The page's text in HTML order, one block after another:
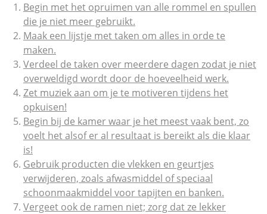
Begin met het opruimen van alle rommel en spullen
die je niet meer gebruikt.
Maak een lijstje met taken om alles in orde te
maken.
Verdeel de taken over meerdere dagen zodat je niet
overweldigd wordt door de hoeveelheid werk.
Zet muziek aan om je te motiveren tijdens het
opkuisen!
Begin bij de kamer waar je het meest vaak bent, zo
voelt het alsof er al resultaat is bereikt als die klaar
is!
Gebruik producten die vlekken en geurtjes
verwijderen, zoals afwasmiddel of speciaal
schoonmaakmiddel voor tapijten en banken.
Vergeet ook de ramen niet; zorg dat ze lekker